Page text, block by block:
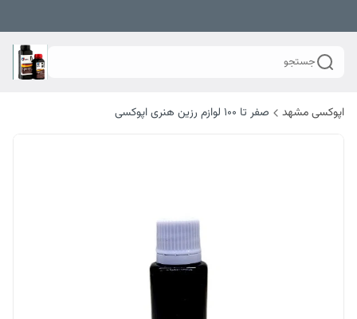
جستجو
اپوکسی مشهد صفر تا ۱۰۰ لوازم رزین هنری اپوکسی